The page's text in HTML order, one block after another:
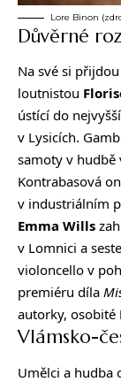
Lore Binon
Důvěrné
Na své si
loutnistou
ústící do
v Lysicích.
samoty v hudbě
Kontrabasová
v industriálním
Emma Wills
v Lomnici a
violoncello v
premiéru díla
autorky, osobité
Vlámsko-
Umělci a hudba